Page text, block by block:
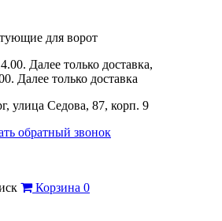
для ворот
Далее только доставка,
Далее только доставка
улица Седова, 87, корп. 9
обратный звонок
Корзина 0